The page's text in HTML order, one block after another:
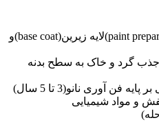
شامل 3مرحله آماده‌ساز(paint prepare)لایه زیرین(base coat)و
جذب گرد و خاک به سطح بدنه
فن آوری نانو(3 تا 5 سال)
و مواد شیمیایی